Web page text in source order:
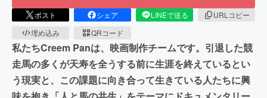
ポスト シェア LINEで送る
URLコピー
埋め込み
QRコード
私たちCreem Panは、映画制作チームです。引退した競
走馬の多くが天寿を全うする前に生涯を終えているとい
う現実と、この課題に向き合って生きている人たちに興